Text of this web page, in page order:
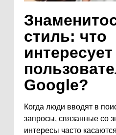
стиль: что
интересует
Google?
Когда люди вводят в
запросы, связанные со
интересы часто